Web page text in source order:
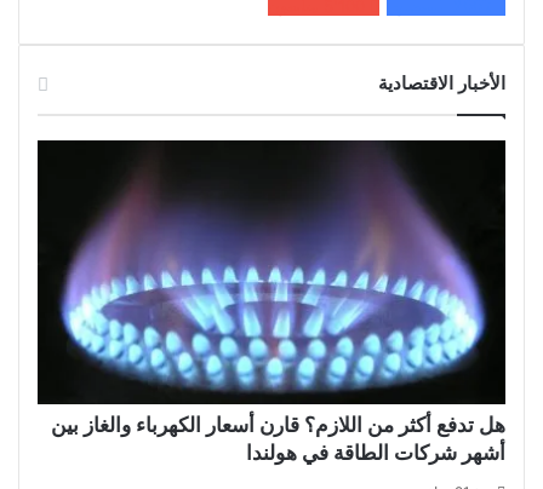
الأخبار الاقتصادية
هل تدفع أكثر من اللازم؟ قارن أسعار الكهرباء والغاز بين
أشهر شركات الطاقة في هولندا